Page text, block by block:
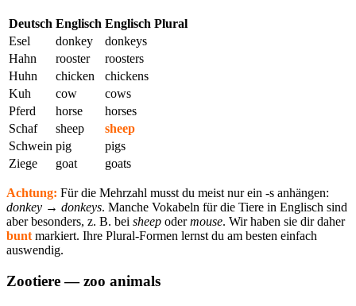
Deutsch Englisch Englisch Plural
Esel
donkey
donkeys
Hahn
rooster
roosters
Huhn
chicken
chickens
Kuh
cow
cows
Pferd
horse
horses
Schaf
sheep
sheep
Schwein pig
pigs
Ziege
goat goats
Achtung: Für die Mehrzahl musst du meist nur ein -s anhängen:
donkey → donkeys. Manche Vokabeln für die Tiere in Englisch sind
aber besonders, z. B. bei sheep odermouse. Wir haben sie dir daher
bunt markiert. Ihre Plural-Formen lernst du am besten einfach
auswendig.
Zootiere — zoo animals